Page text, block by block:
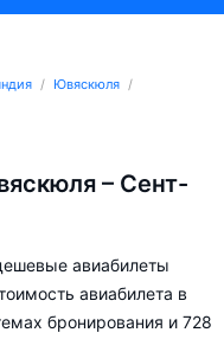
Ювяскюля
– Сент-
авиабилеты
авиабилета в
бронирования и 728